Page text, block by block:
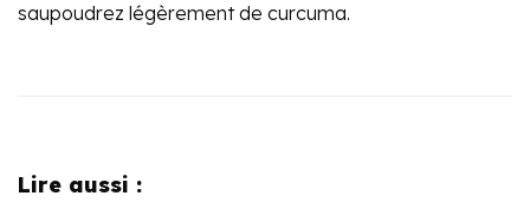
saupoudrez légèrement de curcuma.
Lire aussi :